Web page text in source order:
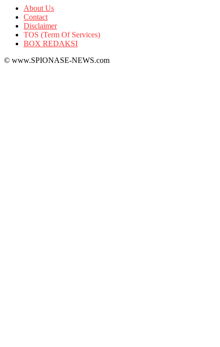
About Us
Contact
Disclaimer
TOS (Term Of Services)
BOX REDAKSI
© www.SPIONASE-NEWS.com